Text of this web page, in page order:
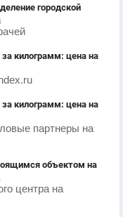
городской
килограмм: цена на
килограмм: цена на
партнеры на
объектом на
центра на